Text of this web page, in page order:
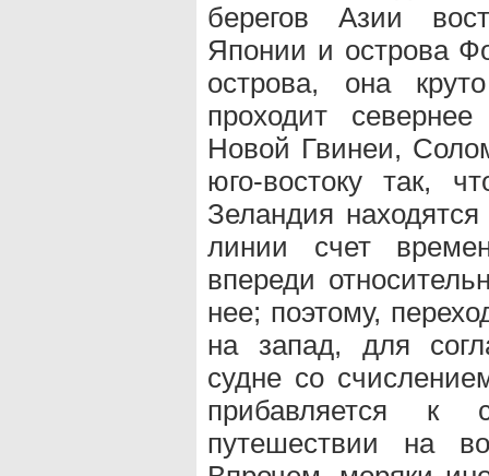
берегов Азии
Японии и острова
острова, она
проходит
Новой Гвинеи,
юго-востоку так,
Зеландия
линии счет
впереди
нее; поэтому,
на запад, для
судне со
прибавляется к
путешествии на